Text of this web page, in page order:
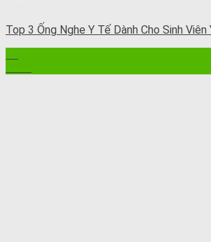
Top 3 Ống Nghe Y Tế Dành Cho Sinh Viên